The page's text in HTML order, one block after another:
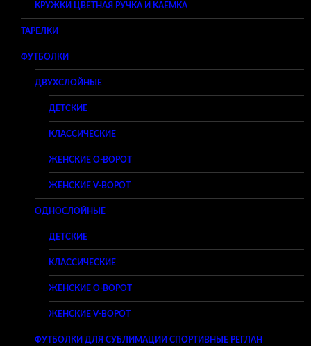
КРУЖКИ ЦВЕТНАЯ РУЧКА И КАЕМКА
ТАРЕЛКИ
ФУТБОЛКИ
ДВУХСЛОЙНЫЕ
ДЕТСКИЕ
КЛАССИЧЕСКИЕ
ЖЕНСКИЕ O-ВОРОТ
ЖЕНСКИЕ V-ВОРОТ
ОДНОСЛОЙНЫЕ
ДЕТСКИЕ
КЛАССИЧЕСКИЕ
ЖЕНСКИЕ O-ВОРОТ
ЖЕНСКИЕ V-ВОРОТ
ФУТБОЛКИ ДЛЯ СУБЛИМАЦИИ СПОРТИВНЫЕ РЕГЛАН